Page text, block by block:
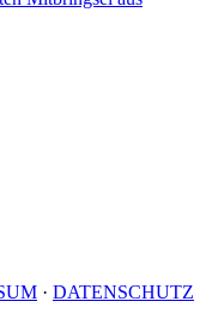
· DATENSCHUTZ